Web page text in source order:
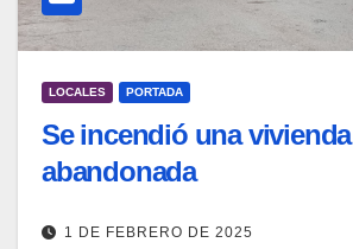
LOCALES PORTADA
Se incendió una vivienda
abandonada
1 DE FEBRERO DE 2025